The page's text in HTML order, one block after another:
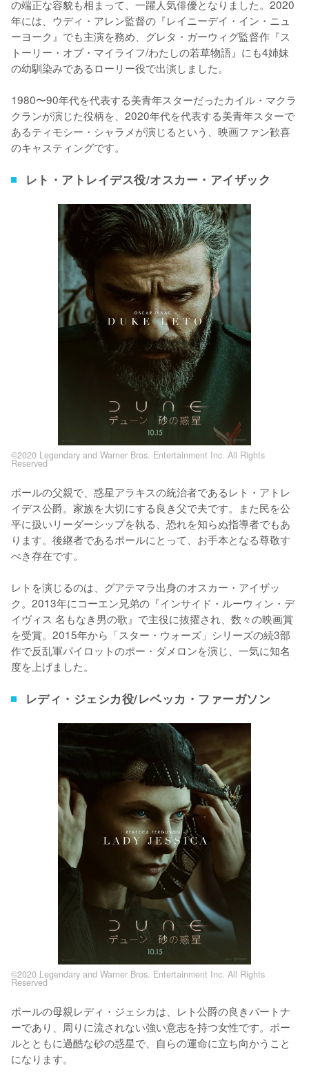
の端正な容貌も相まって、一躍人気俳優となりました。2020
年には、ウディ・アレン監督の『レイニーデイ・イン・ニュ
ーヨーク』でも主演を務め、グレタ・ガーウィグ監督作『ス
トーリー・オブ・マイライフ/わたしの若草物語』にも4姉妹
の幼馴染みであるローリー役で出演しました。
1980〜90年代を代表する美青年スターだったカイル・マクラ
クランが演じた役柄を、2020年代を代表する美青年スターで
あるティモシー・シャラメが演じるという、映画ファン歓喜
のキャスティングです。
レト・アトレイデス役/オスカー・アイザック
©2020 Legendary and Warner Bros. Entertainment Inc. All Rights
Reserved
ポールの父親で、惑星アラキスの統治者であるレト・アトレ
イデス公爵。家族を大切にする良き父で夫です。また民を公
平に扱いリーダーシップを執る、恐れを知らぬ指導者でもあ
ります。後継者であるポールにとって、お手本となる尊敬す
べき存在です。
レトを演じるのは、グアテマラ出身のオスカー・アイザッ
ク。2013年にコーエン兄弟の『インサイド・ルーウィン・デ
イヴィス 名もなき男の歌』で主役に抜擢され、数々の映画賞
を受賞。2015年から「スター・ウォーズ」シリーズの続3部
作で反乱軍パイロットのポー・ダメロンを演じ、一気に知名
度を上げました。
レディ・ジェシカ役/レベッカ・ファーガソン
©2020 Legendary and Warner Bros. Entertainment Inc. All Rights
Reserved
ポールの母親レディ・ジェシカは、レト公爵の良きパートナ
ーであり、周りに流されない強い意志を持つ女性です。ポー
ルとともに過酷な砂の惑星で、自らの運命に立ち向かうこと
になります。